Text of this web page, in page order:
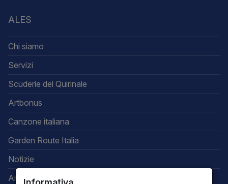
ALES
Chi siamo
Servizi
Scuderie del Quirinale
Artbonus
Canzone italiana
Garden Route Italia
Notizie
Area riservata